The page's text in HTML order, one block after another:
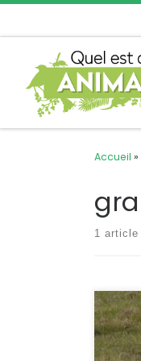
Accueil »
1 article
La
un